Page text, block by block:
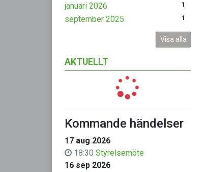
januari 2026 1
september 2025 1
Visa alla
AKTUELLT
Kommande händelser
17 aug 2026
18:30 Styrelsemöte
16 sep 2026